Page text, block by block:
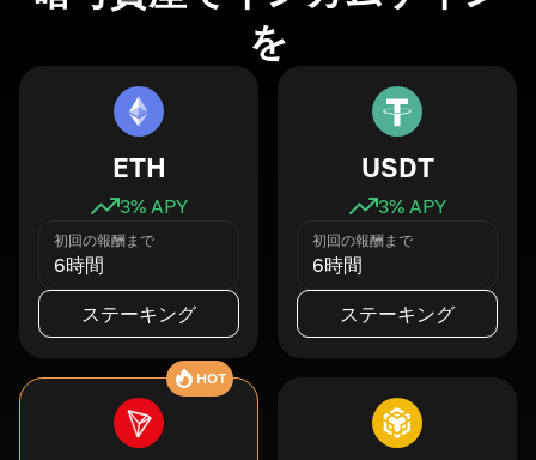
を
ETH
3% APY
初回の報酬まで
6時間
ステーキング
USDT
3% APY
初回の報酬まで
6時間
ステーキング
HOT